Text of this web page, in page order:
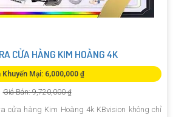
CỬA HÀNG KIM HOÀNG 4K
Khuyến Mại: 6,000,000 ₫
Giá Bán: 9,720,000 ₫
cửa hàng Kim Hoàng 4k KBvision không chỉ